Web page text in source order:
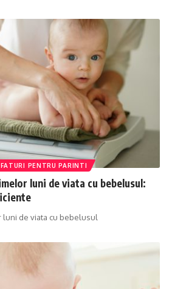
PENTRU PARINTI
luni de viata cu bebelusul:
luni de viata cu bebelusul